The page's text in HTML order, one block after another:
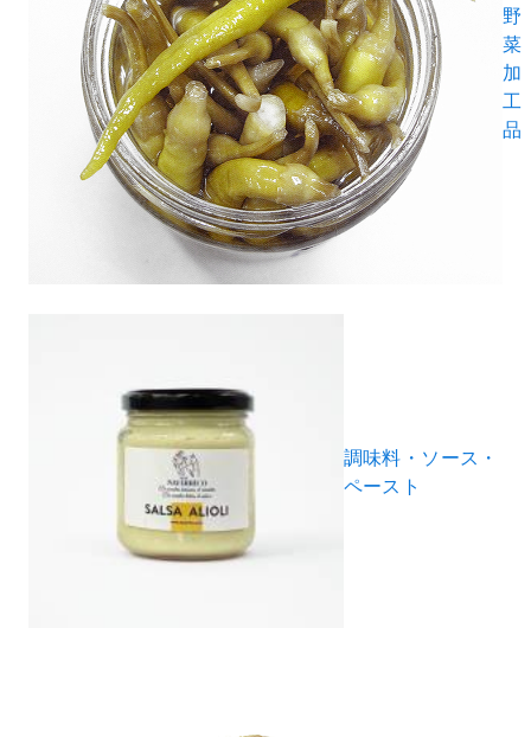
野
菜
加
工
品
調味料・ソース・
ペースト